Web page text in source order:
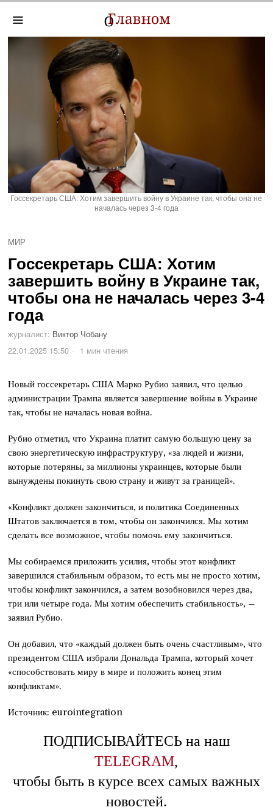
Госсекретарь США: Хотим завершить войну в Украине так, чтобы она не
началась через 3-4 года
МИР
Госсекретарь США: Хотим
завершить войну в Украине так,
чтобы она не началась через 3-4
года
журналист: Виктор Чобану
22.01.2025 15:50
1 мин чтения
Новый госсекретарь США Марко Рубио заявил, что целью
администрации Трампа является завершение войны в Украине
так, чтобы не началась новая война.
Рубио отметил, что Украина платит самую большую цену за
свою энергетическую инфраструктуру, «за людей и жизни,
которые потеряны, за миллионы украинцев, которые были
вынуждены покинуть свою страну и живут за границей».
«Конфликт должен закончиться, и политика Соединенных
Штатов заключается в том, чтобы он закончился. Мы хотим
сделать все возможное, чтобы помочь ему закончиться.
Мы собираемся приложить усилия, чтобы этот конфликт
завершился стабильным образом, то есть мы не просто хотим,
чтобы конфликт закончился, а затем возобновился через два,
три или четыре года. Мы хотим обеспечить стабильность», –
заявил Рубио.
Он добавил, что «каждый должен быть очень счастливым», что
президентом США избрали Дональда Трампа, который хочет
«способствовать миру в мире и положить конец этим
конфликтам».
Источник: eurointegration
ПОДПИСЫВАЙТЕСЬ на наш
TELEGRAM,
чтобы быть в курсе всех самых важных
новостей.